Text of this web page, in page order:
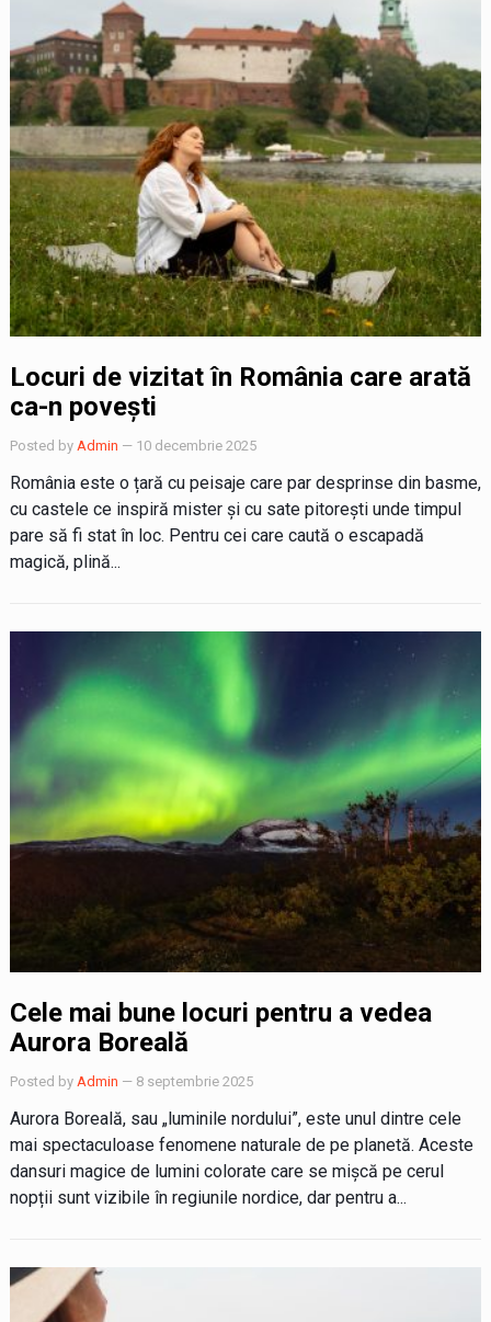
Locuri de vizitat în România care arată
ca-n povești
Posted by Admin — 10 decembrie 2025
România este o țară cu peisaje care par desprinse din basme,
cu castele ce inspiră mister și cu sate pitorești unde timpul
pare să fi stat în loc. Pentru cei care caută o escapadă
magică, plină...
Cele mai bune locuri pentru a vedea
Aurora Boreală
Posted by Admin — 8 septembrie 2025
Aurora Boreală, sau „luminile nordului”, este unul dintre cele
mai spectaculoase fenomene naturale de pe planetă. Aceste
dansuri magice de lumini colorate care se mișcă pe cerul
nopții sunt vizibile în regiunile nordice, dar pentru a...